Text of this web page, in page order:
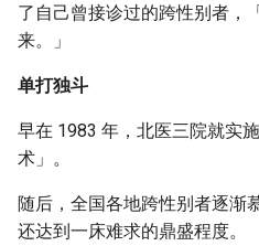
了自己曾接诊过的跨性别者，
来。」
单打独斗
早在 1983 年，北医三院就实
术」。
随后，全国各地跨性别者逐渐
还达到一床难求的鼎盛程度。